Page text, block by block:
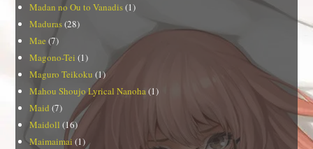
Madan no Ou to Vanadis(1)
Maduras(28)
Mae (7)
Magono-Tei (1)
Maguro Teikoku (1)
Mahou Shoujo Lyrical Nanoha(1)
Maid (7)
Maidoll (16)
Maimaimai (1)